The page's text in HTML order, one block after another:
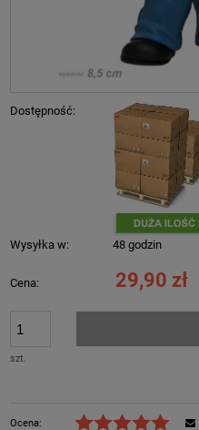
Dostępność:
Wysyłka w: 48 godzin
Cena: 29,90 zł
szt.
Ocena: